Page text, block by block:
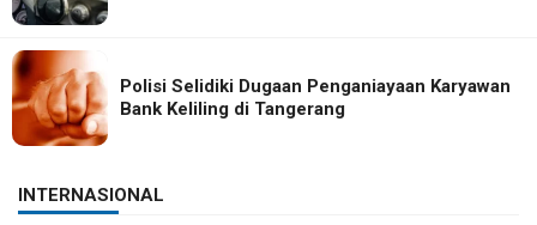
Polisi Selidiki Dugaan Penganiayaan Karyawan
Bank Keliling di Tangerang
INTERNASIONAL